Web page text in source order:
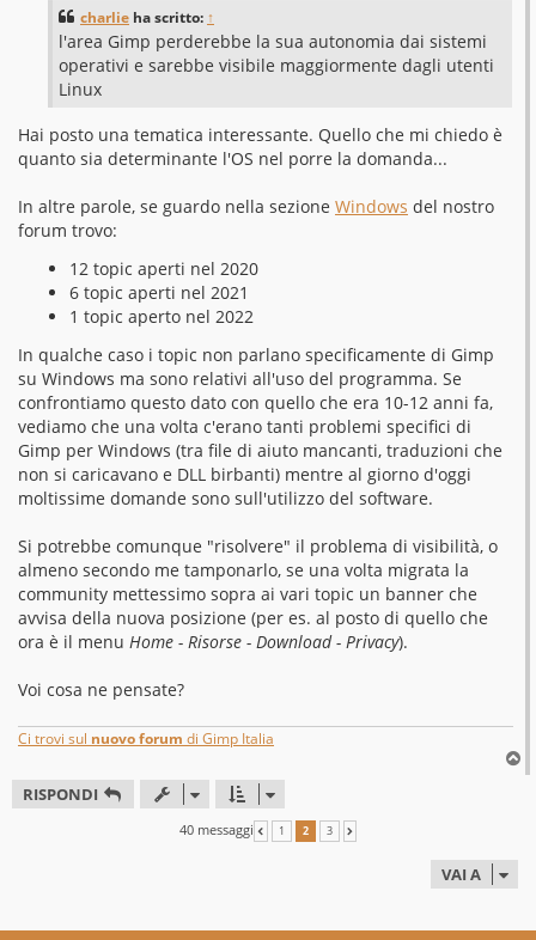
charlie ha scritto: ↑
l'area Gimp perderebbe la sua autonomia dai sistemi
operativi e sarebbe visibile maggiormente dagli utenti
Linux
Hai posto una tematica interessante. Quello che mi chiedo è
quanto sia determinante l'OS nel porre la domanda...
In altre parole, se guardo nella sezione Windows del nostro
forum trovo:
12 topic aperti nel 2020
6 topic aperti nel 2021
1 topic aperto nel 2022
In qualche caso i topic non parlano specificamente di Gimp
su Windows ma sono relativi all'uso del programma. Se
confrontiamo questo dato con quello che era 10-12 anni fa,
vediamo che una volta c'erano tanti problemi specifici di
Gimp per Windows (tra file di aiuto mancanti, traduzioni che
non si caricavano e DLL birbanti) mentre al giorno d'oggi
moltissime domande sono sull'utilizzo del software.
Si potrebbe comunque "risolvere" il problema di visibilità, o
almeno secondo me tamponarlo, se una volta migrata la
community mettessimo sopra ai vari topic un banner che
avvisa della nuova posizione (per es. al posto di quello che
ora è il menu Home - Risorse - Download - Privacy).
Voi cosa ne pensate?
Ci trovi sul nuovo forum di Gimp Italia
o
RISPONDI
40 messaggi PRECEDENTE
1 2 3
VAI A